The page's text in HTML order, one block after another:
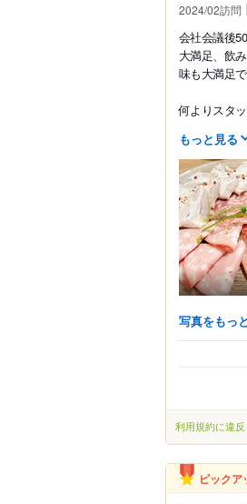
2024/02訪問
会社会議後
大満足、飲
味も大満足
何よりスタ
もっと見る
写真をもっ
利用規約に違
ピックア